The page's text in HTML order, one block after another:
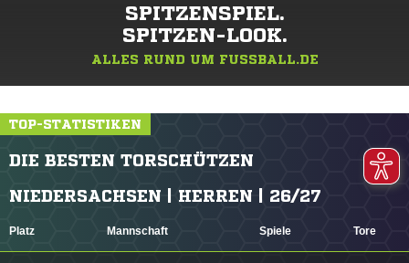
SPITZENSPIEL.
SPITZEN-LOOK.
ALLES RUND UM FUSSBALL.DE
TOP-STATISTIKEN
DIE BESTEN TORSCHÜTZEN
NIEDERSACHSEN | HERREN | 26/27
Platz Mannschaft Spiele Tore